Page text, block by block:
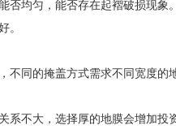
均匀，能否存在起褶破损现
同的掩盖方式需求不同宽度的
不大，选择厚的地膜会增加投